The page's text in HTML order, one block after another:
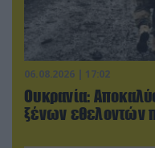
06.08.2026 | 17:02
Ουκρανία:
ξένων εθελοντών